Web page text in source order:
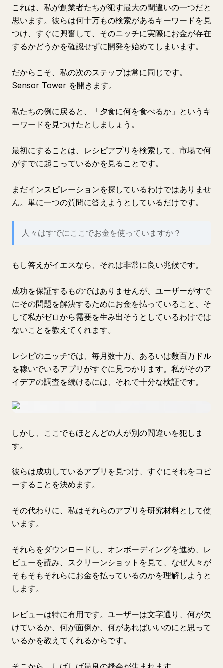
これは、私が創業者たちが犯す最大の間違いの一つだと
思います。彼らは何十万もの検索があるキーワードを見
つけ、すぐに興奮して、そのニッチに実際にお金が存在
するかどうかを確認せずに開発を始めてしまいます。
だからこそ、私の次のステップは常に同じです。
Sensor Tower を開きます。
私たちの例に戻ると、「夕食に何を食べるか」というキ
ーワードを見つけたとしましょう。
最初にすることは、レシピアプリを検索して、市場で何
がすでに起こっているかを見ることです。
まだインスピレーションを探しているわけではありませ
ん。単に一つの質問に答えようとしているだけです。
人々はすでにここでお金を使っていますか？
もし答えがイエスなら、それは非常に良い兆候です。
成功を保証するものではありませんが、ユーザーがすで
にその問題を解決するためにお金を払っていること、そ
して私がゼロから需要を生み出そうとしているわけでは
ないことを教えてくれます。
レシピのニッチでは、毎月数十万、あるいは数百万ドル
を稼いでいるアプリがすぐに見つかります。私がそのア
イデアの調査を続けるには、それで十分な検証です。
しかし、ここでもほとんどの人が別の間違いを犯しま
す。
彼らは成功しているアプリを見つけ、すぐにそれをコピ
ーすることを決めます。
その代わりに、私はそれらのアプリを研究材料として使
います。
それらをダウンロードし、オンボーディングを進め、レ
ビューを読み、スクリーンショットを見て、なぜ人々が
そもそもそれらにお金を払っているのかを理解しようと
します。
レビューは特に有用です。ユーザーは文字通り、何が欠
けているか、何が面倒か、何があればいいのにと思って
いるかを教えてくれるからです。
そこから、しばしば最良の機会が生まれます。